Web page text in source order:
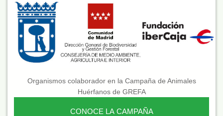
Organismos colaborador en la Campaña de Animales
Huérfanos de GREFA
CONOCE LA CAMPAÑA